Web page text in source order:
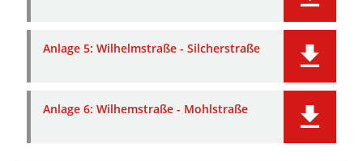
Anlage 5: Wilhelmstraße - Silcherstraße
Anlage 6: Wilhemstraße - Mohlstraße